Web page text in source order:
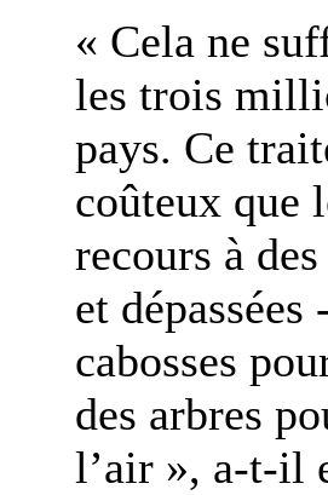
« Cela ne
les trois
pays. Ce
coûteux que
recours à
et
cabosses
des arbres
l’air », a-t-il